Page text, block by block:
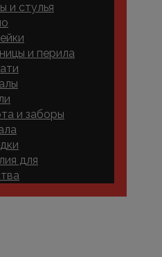
и стулья
и перила
и заборы
для